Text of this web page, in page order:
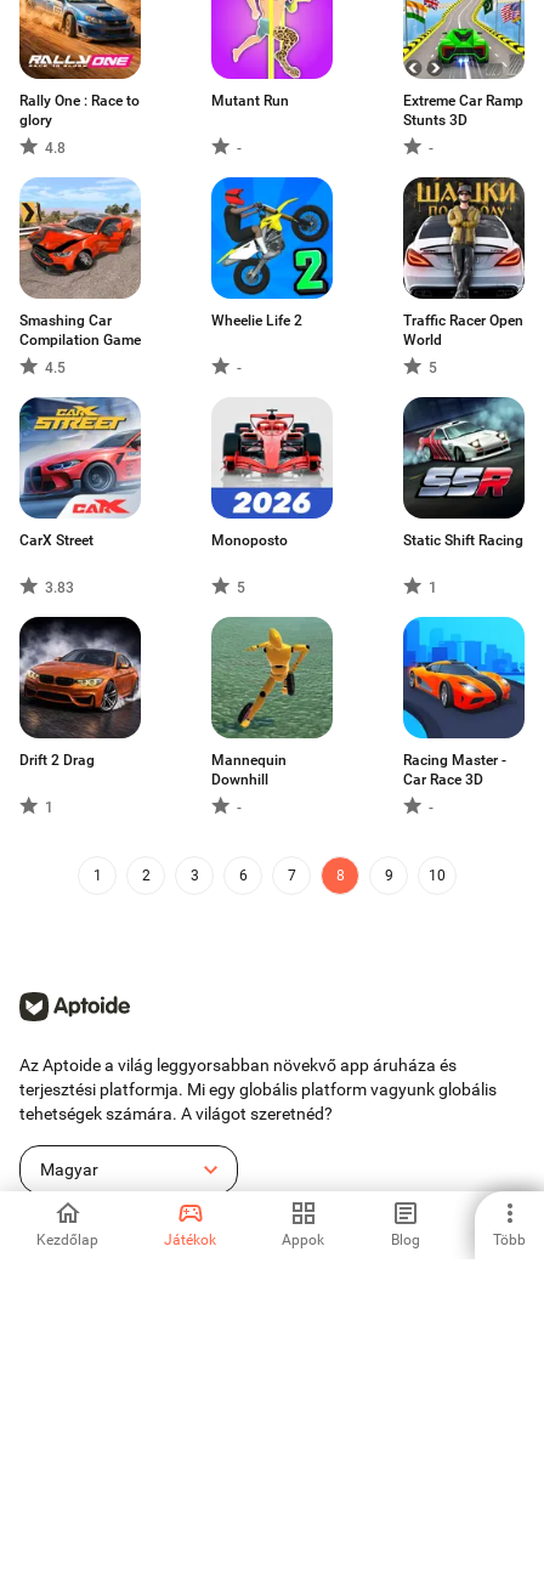
Kezdőlap Játékok Appok Blog Több
Rally One : Race to
glory
4.8
Mutant Run
-
Extreme Car Ramp
Stunts 3D
-
Smashing Car
Compilation Game
4.5
Wheelie Life 2
-
Traffic Racer Open
World
5
CarX Street
3.83
Monoposto
5
Static Shift Racing
1
Drift 2 Drag
1
Mannequin
Downhill
-
Racing Master -
Car Race 3D
-
1 2 3 6 7 8 9 10
Az Aptoide a világ leggyorsabban növekvő app áruháza és
terjesztési platformja. Mi egy globális platform vagyunk globális
tehetségek számára. A világot szeretnéd?
Magyar